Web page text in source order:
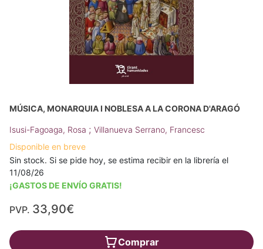
MÚSICA, MONARQUIA I NOBLESA A LA CORONA D'ARAGÓ
Isusi-Fagoaga, Rosa ; Villanueva Serrano, Francesc
Disponible en breve
Sin stock. Si se pide hoy, se estima recibir en la librería el
11/08/26
¡GASTOS DE ENVÍO GRATIS!
PVP. 33,90€
Comprar